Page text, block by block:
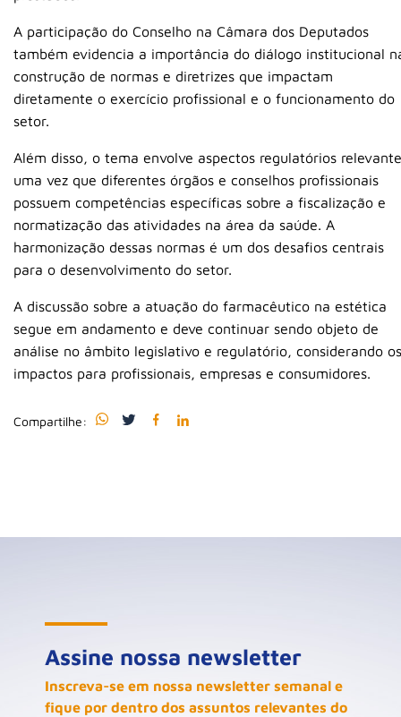
A participação do Conselho na Câmara dos Deputados
também evidencia a importância do diálogo institucional
construção de normas e diretrizes que impactam
diretamente o exercício profissional e o funcionamento do
setor.
Além disso, o tema envolve aspectos regulatórios
uma vez que diferentes órgãos e conselhos profissionais
possuem competências específicas sobre a fiscalização e
normatização das atividades na área da saúde. A
harmonização dessas normas é um dos desafios centrais
para o desenvolvimento do setor.
A discussão sobre a atuação do farmacêutico na estética
segue em andamento e deve continuar sendo objeto de
análise no âmbito legislativo e regulatório, considerando os
impactos para profissionais, empresas e consumidores.
Compartilhe:
Assine nossa newsletter
Inscreva-se em nossa newsletter semanal e
fique por dentro dos assuntos relevantes do